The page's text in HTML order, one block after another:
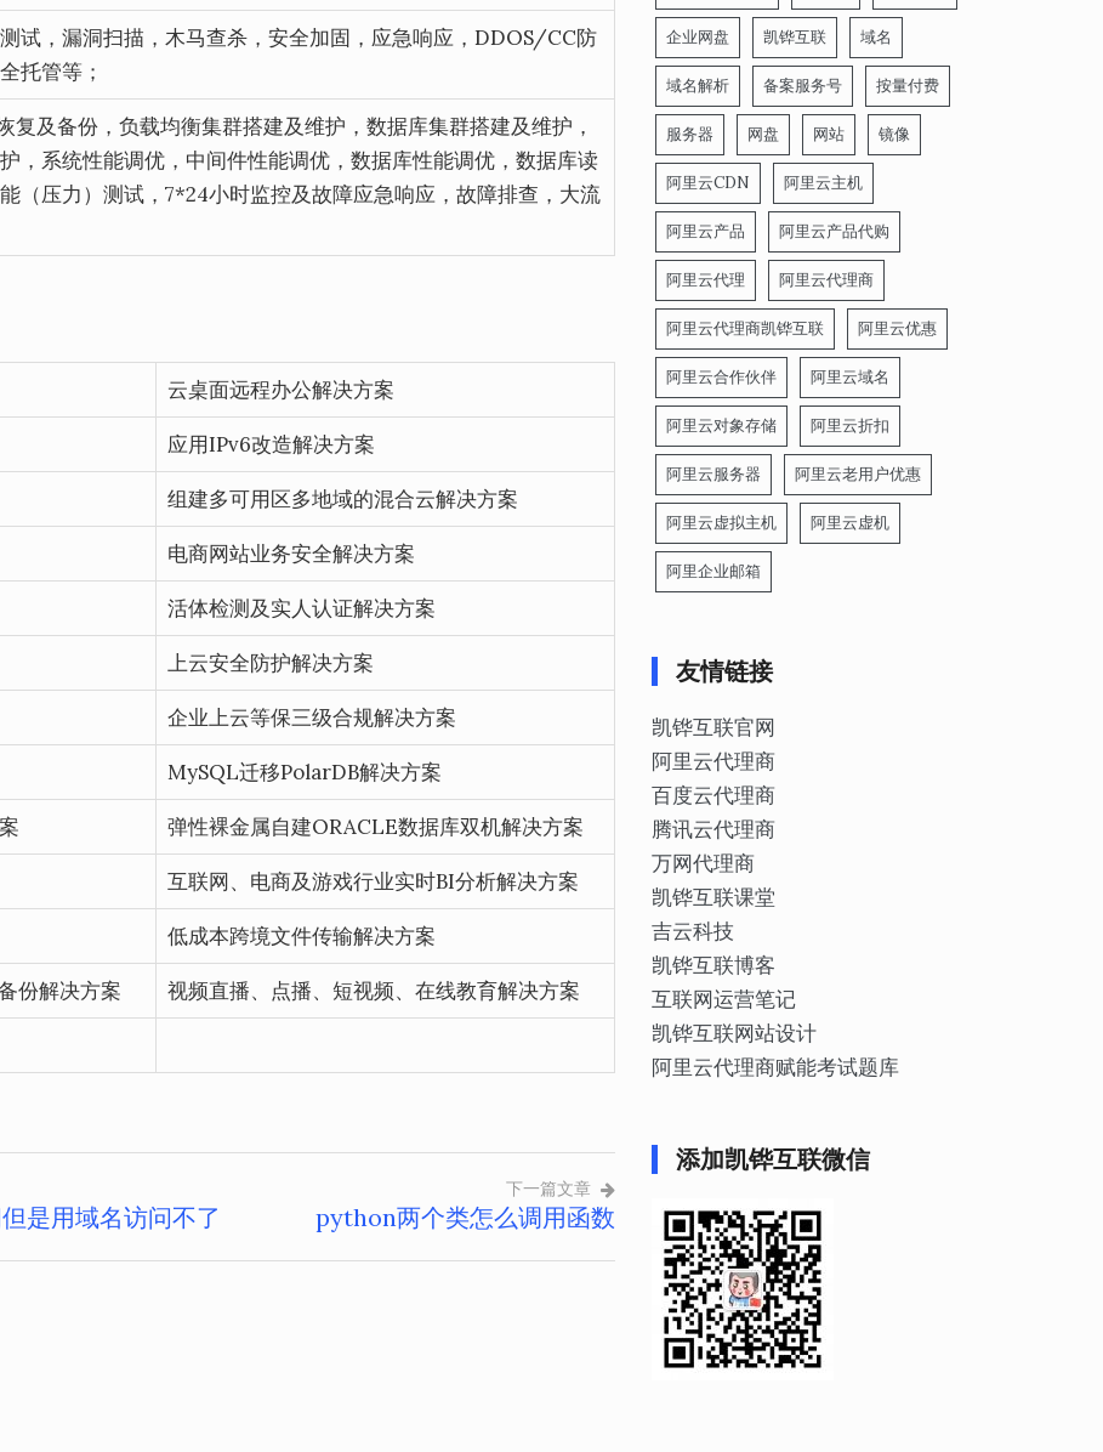
试，漏洞扫描，木马查杀，安全加固，应急响应，DDOS/CC防
托管等；
及备份，负载均衡集群搭建及维护，数据库集群搭建及维护，
，系统性能调优，中间件性能调优，数据库性能调优，数据库读
（压力）测试，7*24小时监控及故障应急响应，故障排查，大流
云桌面远程办公解决方案
应用IPv6改造解决方案
组建多可用区多地域的混合云解决方案
电商网站业务安全解决方案
活体检测及实人认证解决方案
上云安全防护解决方案
企业上云等保三级合规解决方案
MySQL迁移PolarDB解决方案
弹性裸金属自建ORACLE数据库双机解决方案
互联网、电商及游戏行业实时BI分析解决方案
低成本跨境文件传输解决方案
份解决方案 视频直播、点播、短视频、在线教育解决方案
是用域名访问不了
下一篇文章
python两个类怎么调用函数
企业网盘 凯铧互联 域名
域名解析 备案服务号 按量付费
服务器 网盘 网站 镜像
阿里云CDN 阿里云主机
阿里云产品 阿里云产品代购
阿里云代理 阿里云代理商
阿里云代理商凯铧互联 阿里云优惠
阿里云合作伙伴 阿里云域名
阿里云对象存储 阿里云折扣
阿里云服务器 阿里云老用户优惠
阿里云虚拟主机 阿里云虚机
阿里企业邮箱
友情链接
凯铧互联官网
阿里云代理商
百度云代理商
腾讯云代理商
万网代理商
凯铧互联课堂
吉云科技
凯铧互联博客
互联网运营笔记
凯铧互联网站设计
阿里云代理商赋能考试题库
添加凯铧互联微信